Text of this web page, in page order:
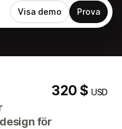
Visa demo Prova
320 $USD
för